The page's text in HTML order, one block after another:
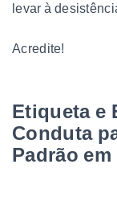
levar à
Acredite!
Etiqueta e
Conduta
Padrão em